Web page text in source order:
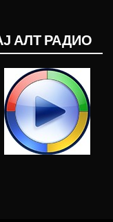
АЛТ РАДИО